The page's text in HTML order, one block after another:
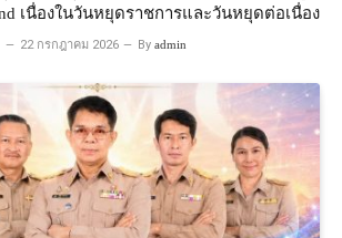
เนื่องในวันหยุดราชการและวันหยุดต่อเนื่อง
22 กรกฎาคม 2026 By admin